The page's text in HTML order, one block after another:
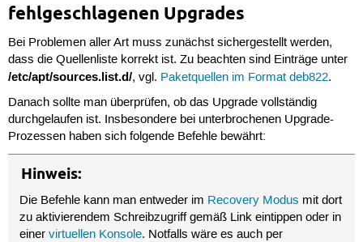
fehlgeschlagenen Upgrades
Bei Problemen aller Art muss zunächst sichergestellt werden,
dass die Quellenliste korrekt ist. Zu beachten sind Einträge unter
/etc/apt/sources.list.d/, vgl. Paketquellen im Format deb822.
Danach sollte man überprüfen, ob das Upgrade vollständig
durchgelaufen ist. Insbesondere bei unterbrochenen Upgrade-
Prozessen haben sich folgende Befehle bewährt:
Hinweis:
Die Befehle kann man entweder im Recovery Modus mit dort
zu aktivierendem Schreibzugriff gemäß Link eintippen oder in
einervirtuellen Konsole. Notfalls wäre es auch per